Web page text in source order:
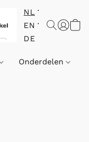
NL
EN
DE
Onderdelen